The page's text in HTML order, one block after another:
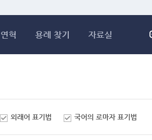
혁 용례 찾기 자료실
외래어 표기법 국어의 로마자 표기법